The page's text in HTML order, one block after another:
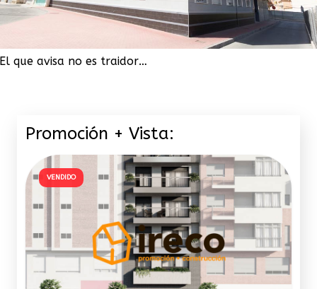
El que avisa no es traidor…
Promoción + Vista:
VENDIDO